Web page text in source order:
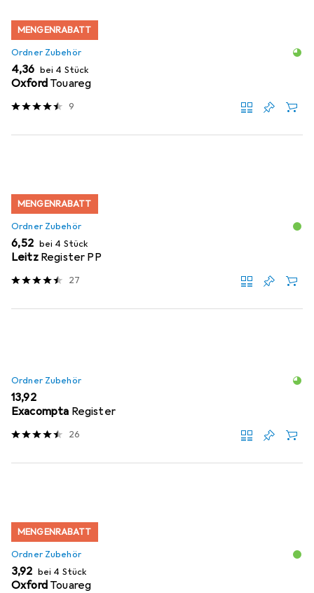
MENGENRABATT
Ordner Zubehör
EUR
4,36 bei 4 Stück
Oxford Touareg
9
MENGENRABATT
Ordner Zubehör
EUR
6,52 bei 4 Stück
Leitz Register PP
27
Ordner Zubehör
EUR
13,92
Exacompta Register
26
MENGENRABATT
Ordner Zubehör
EUR
3,92 bei 4 Stück
Oxford Touareg